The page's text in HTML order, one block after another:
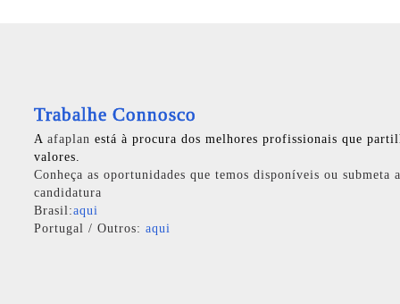
Trabalhe Connosco
A afaplan está à procura dos melhores profissionais que
valores.
Conheça as oportunidades que temos disponíveis ou submeta
candidatura
Brasil:aqui
Portugal / Outros: aqui